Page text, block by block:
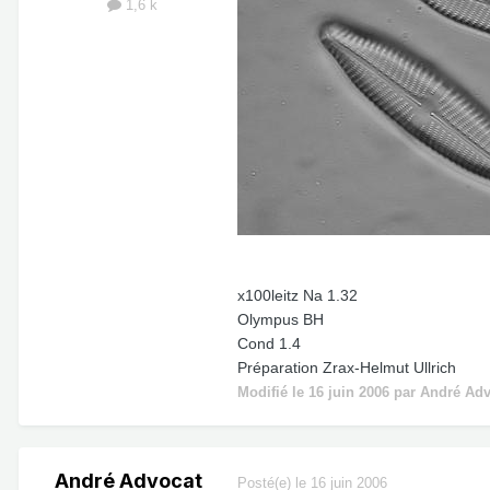
1,6 k
x100leitz Na 1.32
Olympus BH
Cond 1.4
Préparation Zrax-Helmut Ullrich
Modifié le 16 juin 2006 par André
André Advocat Posté(e) le 16 juin 2006